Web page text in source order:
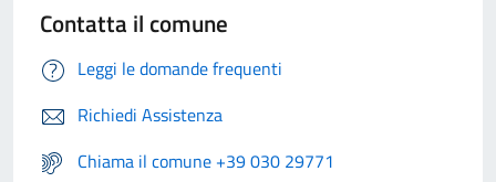
Contatta il comune
Leggi le domande frequenti
Richiedi Assistenza
Chiama il comune +39 030 29771